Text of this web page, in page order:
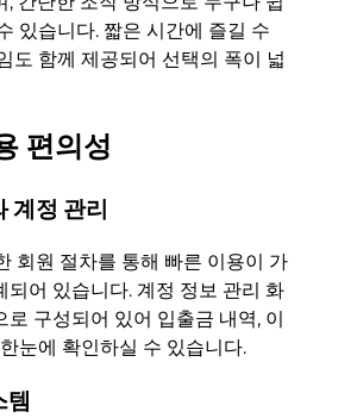
있습니다. 짧은 시간에 즐길 수
도 함께 제공되어 선택의 폭이 넓
편의성
계정 관리
회원 절차를 통해 빠른 이용이 가
되어 있습니다. 계정 정보 관리 화
로 구성되어 있어 입출금 내역, 이
눈에 확인하실 수 있습니다.
템